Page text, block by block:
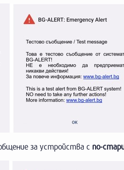
за устройства с по-